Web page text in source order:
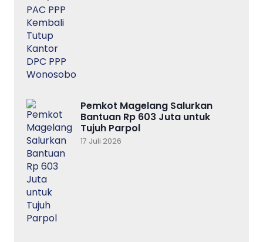
Pemkot Magelang Salurkan
Bantuan Rp 603 Juta untuk
Tujuh Parpol
17 Juli 2026